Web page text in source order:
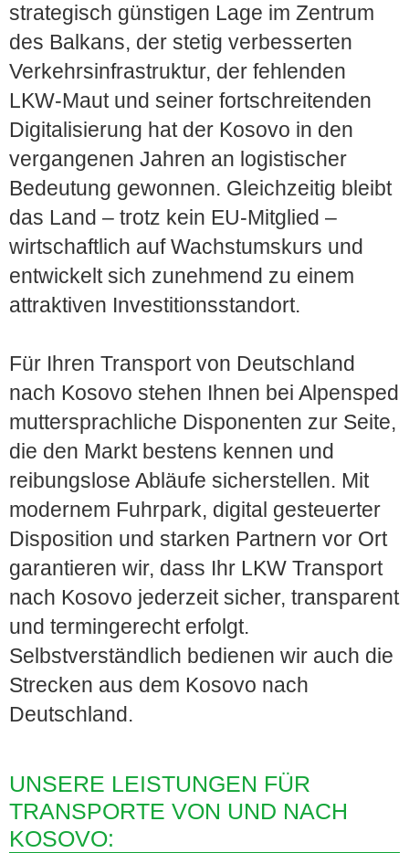
strategisch günstigen Lage im Zentrum
des Balkans, der stetig verbesserten
Verkehrsinfrastruktur, der fehlenden
LKW-Maut und seiner fortschreitenden
Digitalisierung hat der Kosovo in den
vergangenen Jahren an logistischer
Bedeutung gewonnen. Gleichzeitig bleibt
das Land – trotz kein EU-Mitglied –
wirtschaftlich auf Wachstumskurs und
entwickelt sich zunehmend zu einem
attraktiven Investitionsstandort.
Für Ihren Transport von Deutschland
nach Kosovo stehen Ihnen bei Alpensped
muttersprachliche Disponenten zur Seite,
die den Markt bestens kennen und
reibungslose Abläufe sicherstellen. Mit
modernem Fuhrpark, digital gesteuerter
Disposition und starken Partnern vor Ort
garantieren wir, dass Ihr LKW Transport
nach Kosovo jederzeit sicher, transparent
und termingerecht erfolgt.
Selbstverständlich bedienen wir auch die
Strecken aus dem Kosovo nach
Deutschland.
UNSERE LEISTUNGEN FÜR
TRANSPORTE VON UND NACH
KOSOVO: